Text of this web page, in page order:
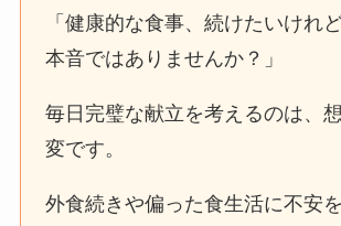
「健康的な食事、続けたいけれ
本音ではありませんか？」
毎日完璧な献立を考えるのは、
変です。
外食続きや偏った食生活に不安